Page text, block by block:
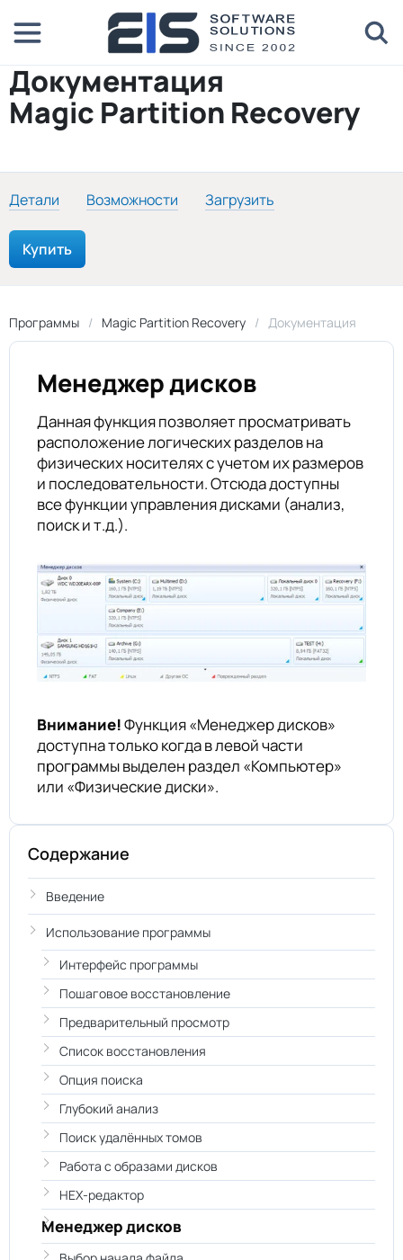
Документация
Magic Partition Recovery
Детали Возможности Загрузить
Купить
Программы Magic Partition Recovery Документация
Менеджер дисков
Данная функция позволяет просматривать
расположение логических разделов на
физических носителях с учетом их размеров
и последовательности. Отсюда доступны
все функции управления дисками (анализ,
поиск и т.д.).
Внимание!Функция «Менеджер дисков»
доступна только когда в левой части
программы выделен раздел «Компьютер»
или «Физические диски».
Содержание
Введение
Использование программы
Интерфейс программы
Пошаговое восстановление
Предварительный просмотр
Список восстановления
Опция поиска
Глубокий анализ
Поиск удалённых томов
Работа с образами дисков
HEX-редактор
Менеджер дисков